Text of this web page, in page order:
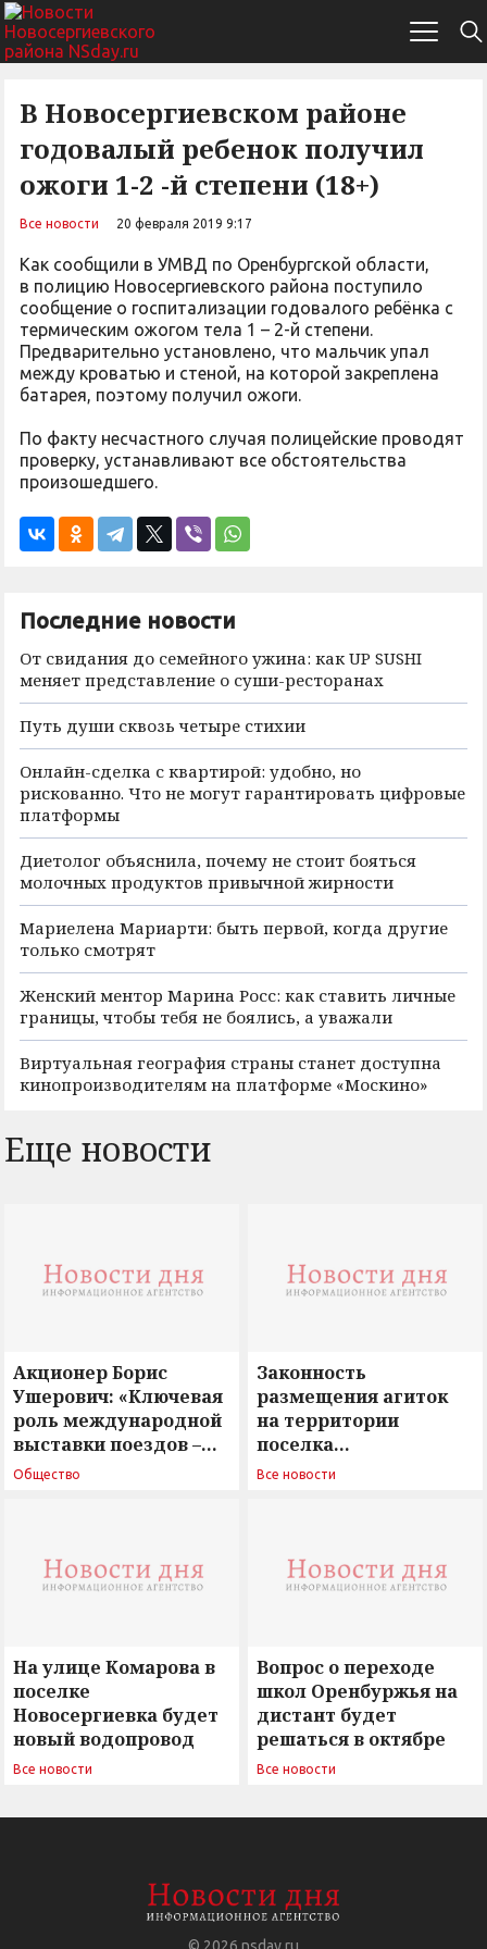
В Новосергиевском районе
годовалый ребенок получил
ожоги 1-2 -й степени (18+)
Все новости 20 февраля 2019 9:17
Как сообщили в УМВД по Оренбургской области,
в полицию Новосергиевского района поступило
сообщение о госпитализации годовалого ребёнка с
термическим ожогом тела 1 – 2-й степени.
Предварительно установлено, что мальчик упал
между кроватью и стеной, на которой закреплена
батарея, поэтому получил ожоги.
По факту несчастного случая полицейские проводят
проверку, устанавливают все обстоятельства
произошедшего.
Последние новости
От свидания до семейного ужина: как UP SUSHI
меняет представление о суши-ресторанах
Путь души сквозь четыре стихии
Онлайн-сделка с квартирой: удобно, но
рискованно. Что не могут гарантировать цифровые
платформы
Диетолог объяснила, почему не стоит бояться
молочных продуктов привычной жирности
Мариелена Мариарти: быть первой, когда другие
только смотрят
Женский ментор Марина Росс: как ставить личные
границы, чтобы тебя не боялись, а уважали
Виртуальная география страны станет доступна
кинопроизводителям на платформе «Москино»
Еще новости
Акционер Борис
Ушерович: «Ключевая
роль международной
выставки поездов –
поиск ответов на
Общество
Законность
размещения агиток
на территории
поселка
Новосергиевка
Все новости
На улице Комарова в
поселке
Новосергиевка будет
новый водопровод
Все новости
Вопрос о переходе
школ Оренбуржья на
дистант будет
решаться в октябре
Все новости